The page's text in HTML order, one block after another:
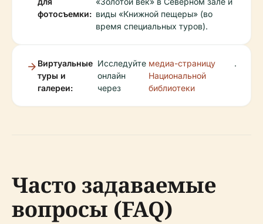
фотосъемки: виды «Книжной пещеры» (во
время специальных туров).
Виртуальные
туры и
галереи:
Исследуйте
онлайн
через
медиа-страницу
Национальной
библиотеки
.
Часто задаваемые
вопросы (FAQ)